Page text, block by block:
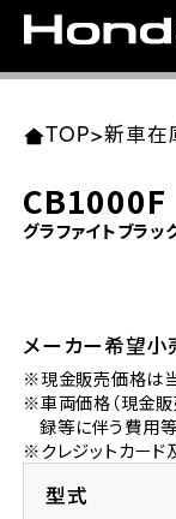
ラインアップ
レンタルバイク
洋用品
イベント
TOP>新車在
CB1000F
グラファイトブラッ
メーカー希望小
※現金販売価格は
※車両価格（現金販
録等に伴う費用
※クレジットカード
型式
東北エリ
岩手県
宮城県
ホンダド
ホンダド
関東エリ
東京都
ホンダド
ホンダド
ホンダド
中部エリ
愛知県
ホンダド
ホンダド
ホンダド
近畿エリ
大阪府
ホンダド
ホンダド
ホンダド
中国・四
岡山県
広島県
ホンダド
ホンダド
九州エリ
福岡県
ホンダド
ホンダド
ホンダド